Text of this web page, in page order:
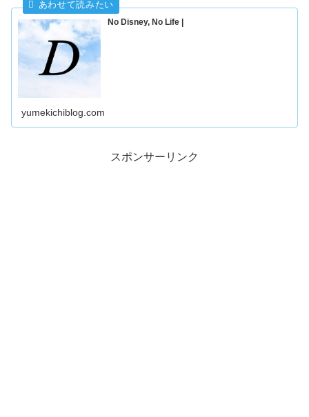
No Disney, No Life |
yumekichiblog.com
スポンサーリンク